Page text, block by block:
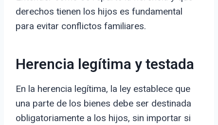
derechos tienen los hijos es fundamental
para evitar conflictos familiares.
Herencia legítima y testada
En la herencia legítima, la ley establece que
una parte de los bienes debe ser destinada
obligatoriamente a los hijos, sin importar si